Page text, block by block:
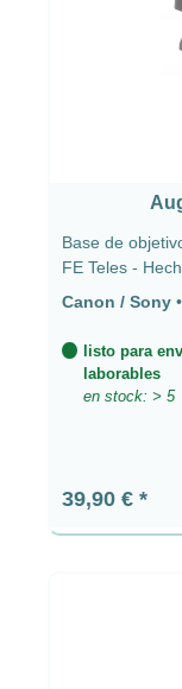
Base de
FE Teles -
Sony
Canon / Sony •
listo para
laborables
en stock: > 5
Precio
39,90 €